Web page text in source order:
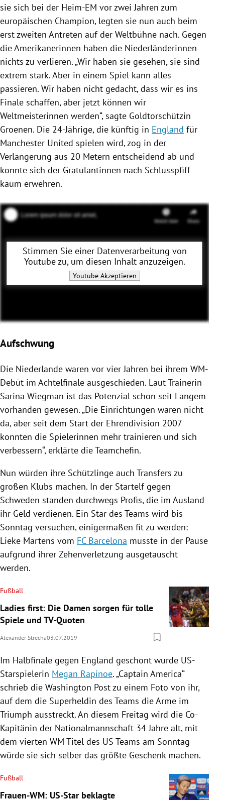
sie sich bei der Heim-EM vor zwei Jahren zum
europäischen Champion, legten sie nun auch beim
erst zweiten Antreten auf der Weltbühne nach. Gegen
die Amerikanerinnen haben die Niederländerinnen
nichts zu verlieren. „Wir haben sie gesehen, sie sind
extrem stark. Aber in einem Spiel kann alles
passieren. Wir haben nicht gedacht, dass wir es ins
Finale schaffen, aber jetzt können wir
Weltmeisterinnen werden“, sagte Goldtorschützin
Groenen. Die 24-Jährige, die künftig in England für
Manchester United spielen wird, zog in der
Verlängerung aus 20 Metern entscheidend ab und
konnte sich der Gratulantinnen nach Schlusspfiff
kaum erwehren.
Stimmen Sie einer Datenverarbeitung von
Youtubezu, um diesen Inhalt anzuzeigen.
YoutubeAkzeptieren
Aufschwung
Die Niederlande waren vor vier Jahren bei ihrem WM-
Debüt im Achtelfinale ausgeschieden. Laut Trainerin
Sarina Wiegman ist das Potenzial schon seit Langem
vorhanden gewesen. „Die Einrichtungen waren nicht
da, aber seit dem Start der Ehrendivision 2007
konnten die Spielerinnen mehr trainieren und sich
verbessern“, erklärte die Teamchefin.
Nun würden ihre Schützlinge auch Transfers zu
großen Klubs machen. In der Startelf gegen
Schweden standen durchwegs Profis, die im Ausland
ihr Geld verdienen. Ein Star des Teams wird bis
Sonntag versuchen, einigermaßen fit zu werden:
Lieke Martens vom FC Barcelona musste in der Pause
aufgrund ihrer Zehenverletzung ausgetauscht
werden.
Fußball
Ladies first: Die Damen sorgen für tolle
Spiele und TV-Quoten
Alexander Strecha03.07.2019
Im Halbfinale gegen England geschont wurde US-
Starspielerin Megan Rapinoe. „Captain America“
schrieb die Washington Postzu einem Foto von ihr,
auf dem die Superheldin des Teams die Arme im
Triumph ausstreckt. An diesem Freitag wird die Co-
Kapitänin der Nationalmannschaft 34 Jahre alt, mit
dem vierten WM-Titel des US-Teams am Sonntag
würde sie sich selber das größte Geschenk machen.
Fußball
Frauen-WM: US-Star beklagte